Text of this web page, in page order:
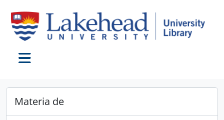
Materia de